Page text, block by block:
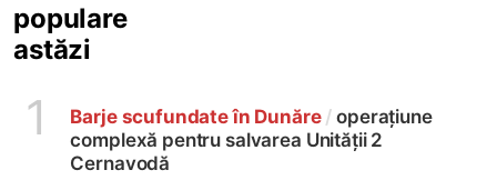
populare
astăzi
1 Barje scufundate în Dunăre / operațiune
complexă pentru salvarea Unității 2
Cernavodă